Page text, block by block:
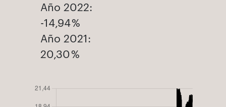
Año 2022:
-14,94 %
Año 2021:
20,30 %